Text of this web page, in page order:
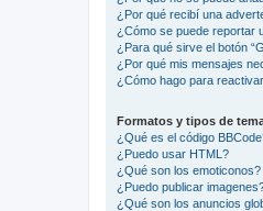
¿Por qué recibí una
¿Cómo se puede reportar
¿Para qué sirve el botón
¿Por qué mis mensajes
¿Cómo hago para
Formatos y tipos de
¿Qué es el código
¿Puedo usar HTML?
¿Qué son los emoticonos?
¿Puedo publicar
¿Qué son los anuncios